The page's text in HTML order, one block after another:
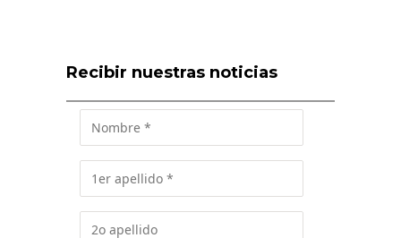
Recibir nuestras noticias